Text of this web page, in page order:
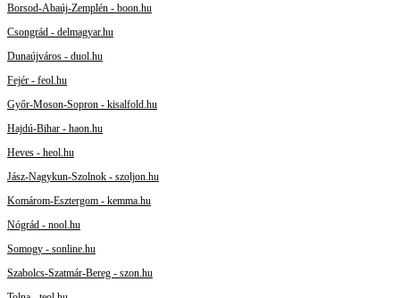
Borsod-Abaúj-Zemplén - boon.hu
Csongrád - delmagyar.hu
Dunaújváros - duol.hu
Fejér - feol.hu
Győr-Moson-Sopron - kisalfold.hu
Hajdú-Bihar - haon.hu
Heves - heol.hu
Jász-Nagykun-Szolnok - szoljon.hu
Komárom-Esztergom - kemma.hu
Nógrád - nool.hu
Somogy - sonline.hu
Szabolcs-Szatmár-Bereg - szon.hu